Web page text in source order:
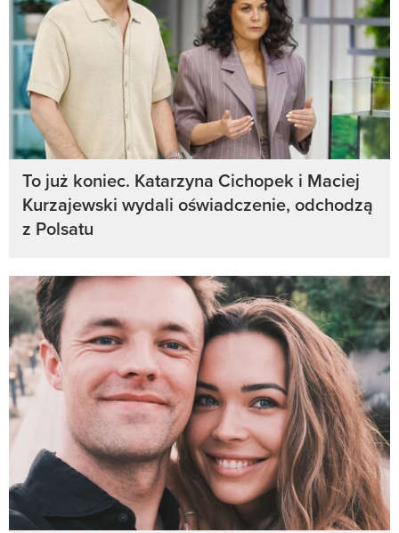
To już koniec. Katarzyna Cichopek i Maciej
Kurzajewski wydali oświadczenie, odchodzą
z Polsatu